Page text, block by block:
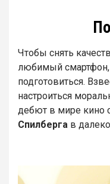
Чтобы снять
любимый
подготовиться.
настроиться
дебют в мире кино
Спилберга в